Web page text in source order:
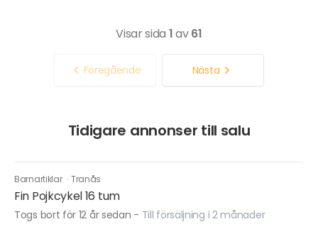
Visar sida 1av61
Föregående Nästa
Tidigare annonser till salu
Barnartiklar · Tranås
Fin Pojkcykel 16 tum
Togs bort för 12 år sedan - Till försäljning i 2 månader